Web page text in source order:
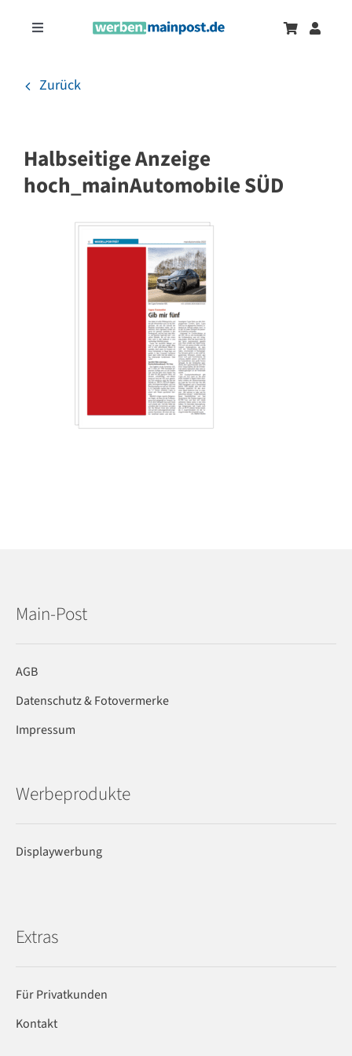
InhaltToggle
Onlinewerbung
Zurück
Halbseitige Anzeige
hoch_mainAutomobile SÜD
Main-Post
AGB
Datenschutz & Fotovermerke
Impressum
Werbeprodukte
Displaywerbung
Extras
Für Privatkunden
Kontakt